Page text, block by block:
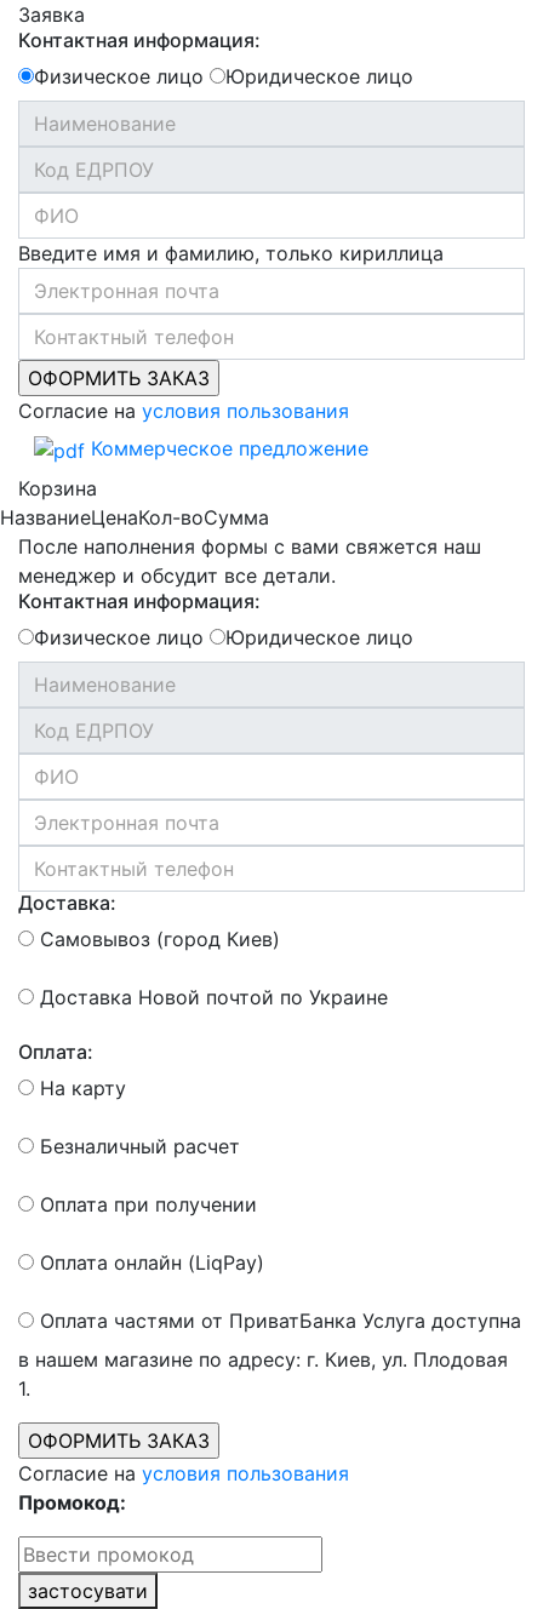
Заявка
Контактная информация:
Физическое лицо
Юридическое лицо
Введите имя и фамилию, только кириллица
Согласие на условия пользования
Коммерческое предложение
Корзина
НазваниеЦенаКол-воСумма
После наполнения формы с вами свяжется наш
менеджер и обсудит все детали.
Контактная информация:
Физическое лицо
Юридическое лицо
Доставка:
Самовывоз (город Киев)
Доставка Новой почтой по Украине
Оплата:
На карту
Безналичный расчет
Оплата при получении
Оплата онлайн (LiqPay)
Оплата частями от ПриватБанка Услуга доступна
в нашем магазине по адресу: г. Киев, ул. Плодовая
1.
Согласие на условия пользования
Промокод:
застосувати